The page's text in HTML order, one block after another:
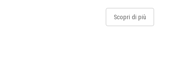
Scopri di più